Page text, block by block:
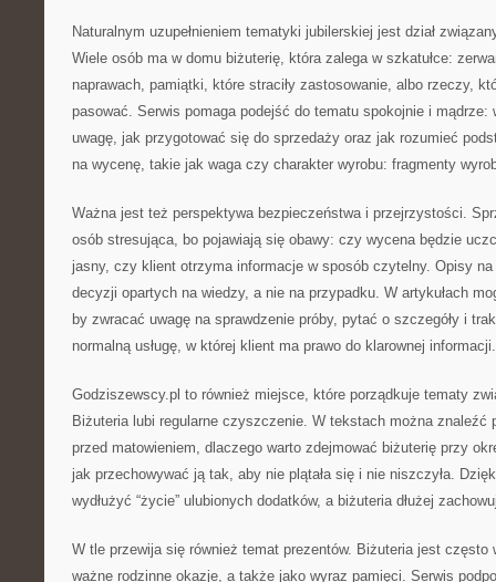
Naturalnym uzupełnieniem tematyki jubilerskiej jest dział
Wiele osób ma w domu biżuterię, która zalega w szkatułce:
naprawach, pamiątki, które straciły zastosowanie, albo rzeczy,
pasować. Serwis pomaga podejść do tematu spokojnie i mądrze:
uwagę, jak przygotować się do sprzedaży oraz jak rozumieć
na wycenę, takie jak waga czy charakter wyrobu: fragmenty
Ważna jest też perspektywa bezpieczeństwa i przejrzystości.
osób stresująca, bo pojawiają się obawy: czy wycena będzie
jasny, czy klient otrzyma informacje w sposób czytelny. Opisy
decyzji opartych na wiedzy, a nie na przypadku. W artykułach
by zwracać uwagę na sprawdzenie próby, pytać o szczegóły i
normalną usługę, w której klient ma prawo do klarownej informacji.
Godziszewscy.pl to również miejsce, które porządkuje tematy
Biżuteria lubi regularne czyszczenie. W tekstach można znaleźć
przed matowieniem, dlaczego warto zdejmować biżuterię przy
jak przechowywać ją tak, aby nie plątała się i nie niszczyła.
wydłużyć “życie” ulubionych dodatków, a biżuteria dłużej
W tle przewija się również temat prezentów. Biżuteria jest często
ważne rodzinne okazje, a także jako wyraz pamięci. Serwis